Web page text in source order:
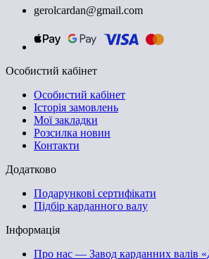
gerolcardan@gmail.com
Особистий кабінет
Особистий кабінет
Історія замовлень
Мої закладки
Розсилка новин
Контакти
Додатково
Подарункові сертифікати
Підбір карданного валу
Інформація
Про нас — Завод карданних валів